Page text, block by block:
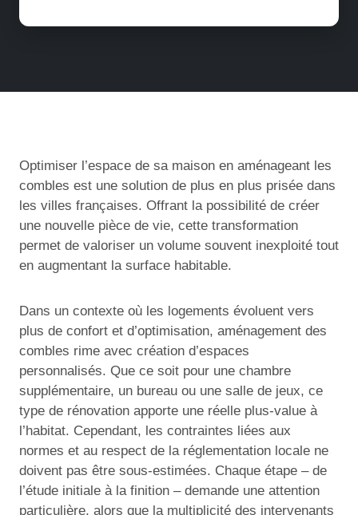
Optimiser l’espace de sa maison en aménageant les
combles est une solution de plus en plus prisée dans
les villes françaises. Offrant la possibilité de créer
une nouvelle pièce de vie, cette transformation
permet de valoriser un volume souvent inexploité tout
en augmentant la surface habitable.
Dans un contexte où les logements évoluent vers
plus de confort et d’optimisation, aménagement des
combles rime avec création d’espaces
personnalisés. Que ce soit pour une chambre
supplémentaire, un bureau ou une salle de jeux, ce
type de rénovation apporte une réelle plus-value à
l’habitat. Cependant, les contraintes liées aux
normes et au respect de la réglementation locale ne
doivent pas être sous-estimées. Chaque étape – de
l’étude initiale à la finition – demande une attention
particulière, alors que la multiplicité des intervenants